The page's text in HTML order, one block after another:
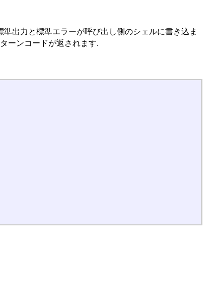
出力と標準エラーが呼び出し側のシェルに書き込ま
ーンコードが返されます.